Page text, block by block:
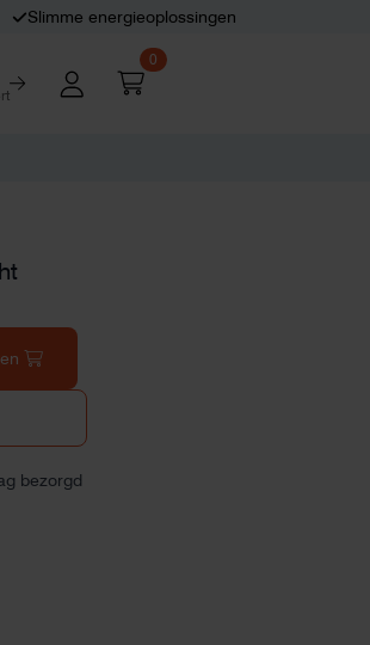
Slimme energieoplossingen
0
bezorgd